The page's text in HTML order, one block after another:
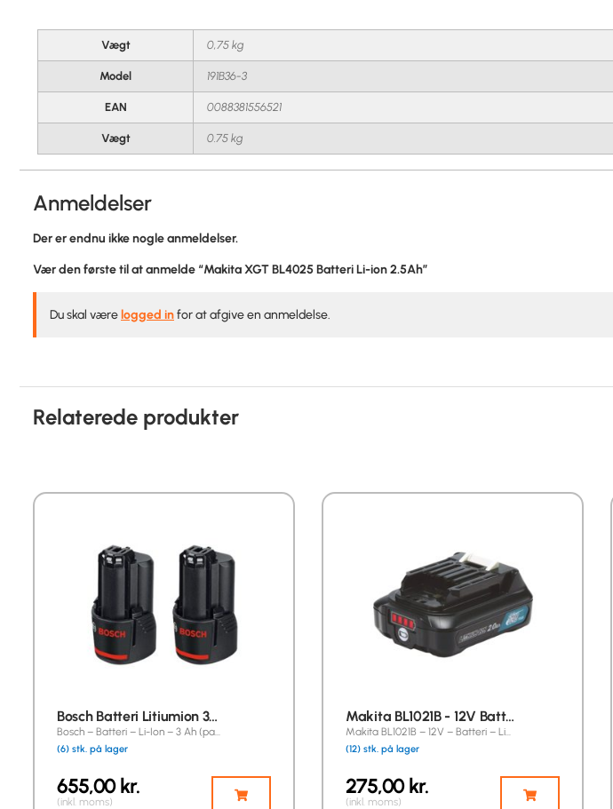
Vægt 0,75 kg
Model 191B36-3
EAN 0088381556521
Vægt 0.75 kg
Anmeldelser
Der er endnu ikke nogle anmeldelser.
Vær den første til at anmelde “Makita XGT BL4025 Batteri Li-ion 2.5Ah”
Du skal være logged infor at afgive en anmeldelse.
Relaterede produkter
Bosch Batteri Litiumion 3…
Bosch – Batteri – Li-Ion – 3 Ah (pa…
(6) stk. på lager
655,00kr.
(inkl. moms)
Makita BL1021B - 12V Batt…
Makita BL1021B – 12V – Batteri – Li…
(12) stk. på lager
275,00kr.
(inkl. moms)